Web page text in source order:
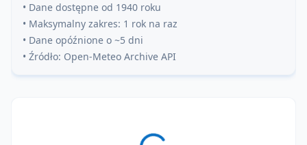
• Dane dostępne od 1940 roku
• Maksymalny zakres: 1 rok na raz
• Dane opóźnione o ~5 dni
• Źródło: Open-Meteo Archive API